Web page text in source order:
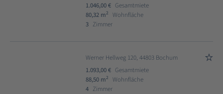
1.046,00 € Gesamtmiete
80,32 m2
Wohnfläche
3 Zimmer
Werner Hellweg 120, 44803 Bochum
1.093,00 € Gesamtmiete
88,50 m2
Wohnfläche
4 Zimmer